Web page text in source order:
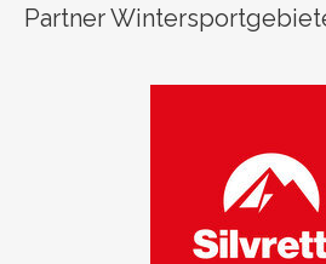
Partner